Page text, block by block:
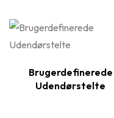
Brugerdefinerede
Udendørstelte